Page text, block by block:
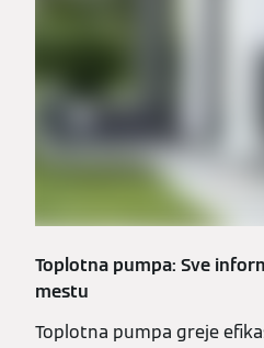
Toplotna pumpa: Sve
mestu
Toplotna pumpa greje